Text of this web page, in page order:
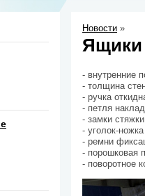
Новости »
Ящики
- внутренние
- толщина
- ручка
- петля
- замки
- уголок-
- ремни
- порошковая
- поворотное